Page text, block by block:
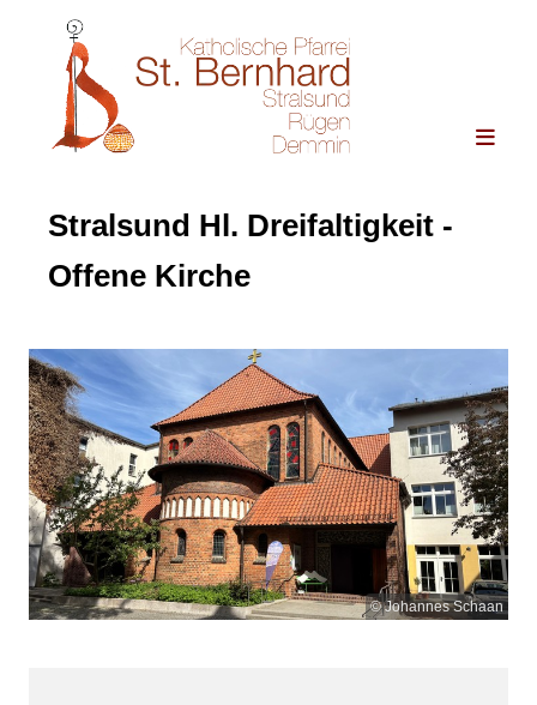
Stralsund Hl. Dreifaltigkeit -
Offene Kirche
© Johannes Schaan